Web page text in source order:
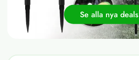
Se alla nya deals